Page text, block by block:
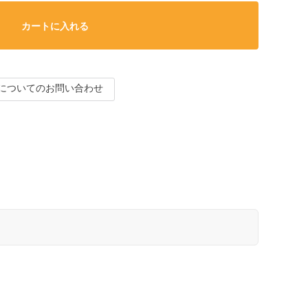
カートに入れる
ついてのお問い合わせ